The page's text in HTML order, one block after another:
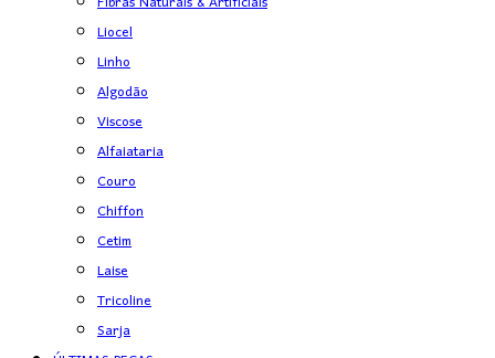
Liocel
Linho
Algodão
Viscose
Alfaiataria
Couro
Chiffon
Cetim
Laise
Tricoline
Sarja